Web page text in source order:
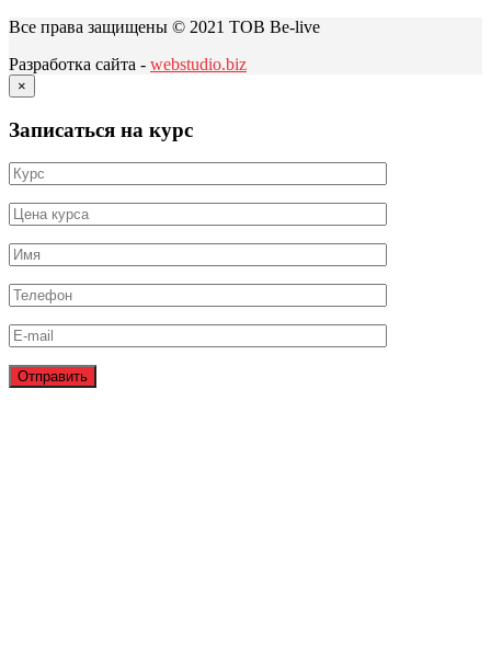
Все права защищены © 2021 ТОВ Be-live
Разработка сайта - webstudio.biz
×
Записаться на курс